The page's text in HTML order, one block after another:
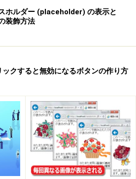
ホルダー (placeholder) の表示と
装飾方法
ックすると無効になるボタンの作り方